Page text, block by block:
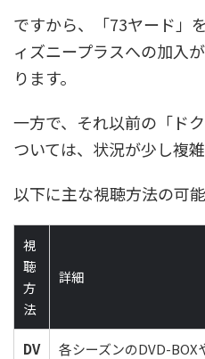
ですから、「73ヤード」
ィズニープラスへの加入
ります。
一方で、それ以前の「ド
ついては、状況が少し複雑
以下に主な視聴方法の可
視
聴
方
法
詳細
DV
各シーズンのDVD-BOX